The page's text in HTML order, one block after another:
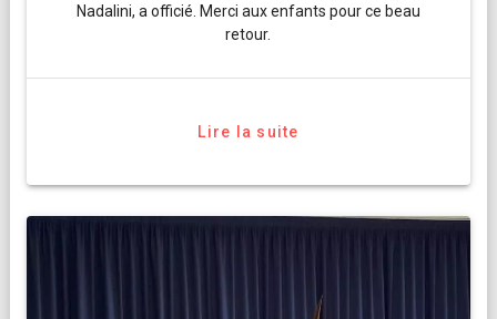
Nadalini, a officié. Merci aux enfants pour ce beau
retour.
Lire la suite